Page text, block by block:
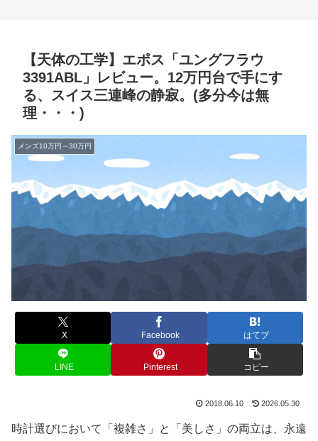
【天体の工学】エポス「ユングフラウ
3391ABL」レビュー。12万円台で手にす
る、スイス三連峰の静寂。(多分今は無
理・・・)
メンズ10万円～30万円
X Facebook はてブ
LINE Pinterest コピー
2018.06.10 2026.05.30
時計選びにおいて「複雑さ」と「美しさ」の両立は、永遠